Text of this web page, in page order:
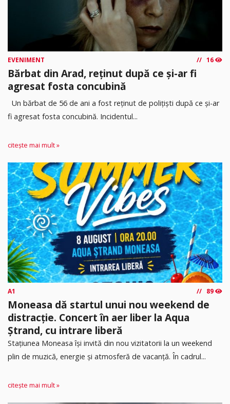
EVENIMENT 16
Bărbat din Arad, reținut după ce și-ar fi
agresat fosta concubină
Un bărbat de 56 de ani a fost reținut de polițiști după ce și-ar
fi agresat fosta concubină. Incidentul...
citește mai mult »
A1 89
Moneasa dă startul unui nou weekend de
distracție. Concert în aer liber la Aqua
Ștrand, cu intrare liberă
Stațiunea Moneasa își invită din nou vizitatorii la un weekend
plin de muzică, energie și atmosferă de vacanță. În cadrul...
citește mai mult »